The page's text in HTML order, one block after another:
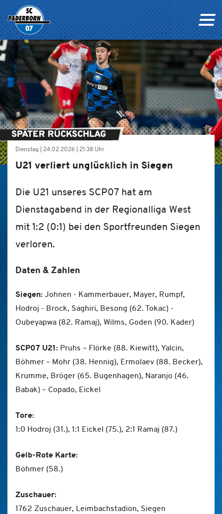
SPÄTER RÜCKSCHLAG
Dienstag | 24.02.2026 | 21:38 Uhr
U21 verliert unglücklich in Siegen
Die U21 unseres SCP07 hat am
Dienstagabend in der Regionalliga West
mit 1:2 (0:1) bei den Sportfreunden Siegen
verloren.
Daten & Zahlen
Siegen:Johnen - Kammerbauer, Mayer, Rumpf,
Hodroj - Brock, Saghiri, Besong (62. Tokac) -
Oubeyapwa (82. Ramaj), Wilms, Goden (90. Kader)
SCP07 U21: Pruhs – Flörke (88. Kiewitt), Yalcin,
Böhmer – Mohr (38. Hennig), Ermolaev (88. Becker),
Krumme, Bröger (65. Bugenhagen), Naranjo (46.
Babak) – Copado, Eickel
Tore:
1:0 Hodroj (31.), 1:1 Eickel (75.), 2:1 Ramaj (87.)
Gelb-Rote Karte:
Böhmer (58.)
Zuschauer:
1762 Zuschauer, Leimbachstadion, Siegen